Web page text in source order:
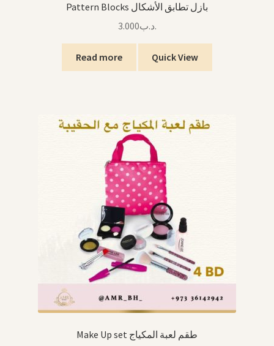
Pattern Blocks بازل تطابق الأشكال
.د.ب3.000
Read more Quick View
Make Up set طقم لعبة المكياج